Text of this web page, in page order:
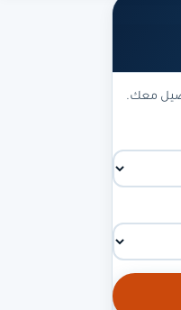
معك.